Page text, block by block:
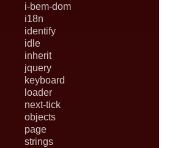
i-bem-dom
i18n
identify
idle
inherit
jquery
keyboard
loader
next-tick
objects
page
strings